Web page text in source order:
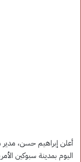
أعلن إبراهيم حسن،